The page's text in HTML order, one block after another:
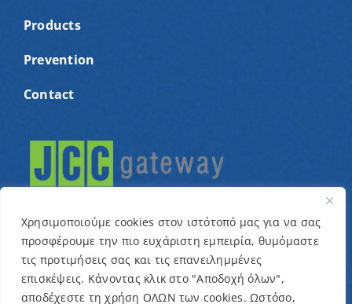
Χρησιμοποιούμε cookies στον ιστότοπό μας για να σας
προσφέρουμε την πιο ευχάριστη εμπειρία, θυμόμαστε
τις προτιμήσεις σας και τις επανειλημμένες
επισκέψεις. Κάνοντας κλικ στο "Αποδοχή όλων",
αποδέχεστε τη χρήση ΟΛΩΝ των cookies. Ωστόσο,
Products
Prevention
Contact
© Copyright 2022 – Cyprus Association for children
with cancer and related conditions “One Dream One